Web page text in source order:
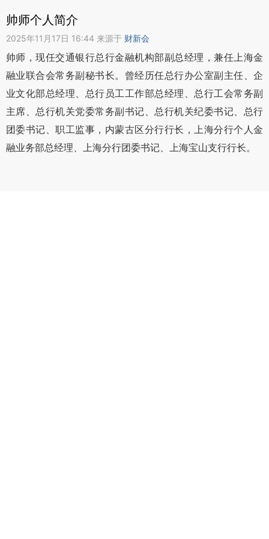
帅师个人简介
2025年11月17日 16:44 来源于 财新会
帅师，现任交通银行总行金融机构部副总经理，兼任上海金
融业联合会常务副秘书长。曾经历任总行办公室副主任、企
业文化部总经理、总行员工工作部总经理、总行工会常务副
主席、总行机关党委常务副书记、总行机关纪委书记、总行
团委书记、职工监事，内蒙古区分行行长，上海分行个人金
融业务部总经理、上海分行团委书记、上海宝山支行行长。